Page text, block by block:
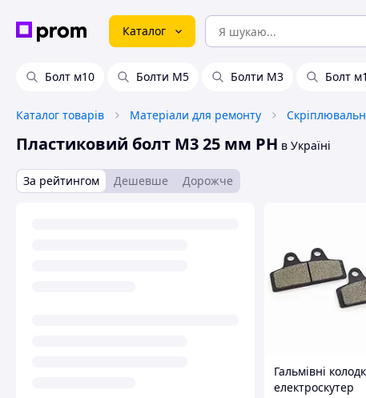
Каталог
Болт м10 Болти М5 Болти М3 Болт
Каталог товарів Матеріали для ремонту
Пластиковий болт M3 25 мм PH в Україні
За рейтингом Дешевше Дорожче
Гальмівні
електроскутер